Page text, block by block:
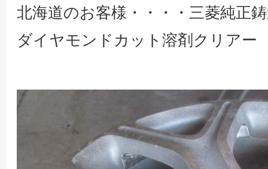
北海道のお客様・・・・三菱純正
ダイヤモンドカット溶剤クリアー